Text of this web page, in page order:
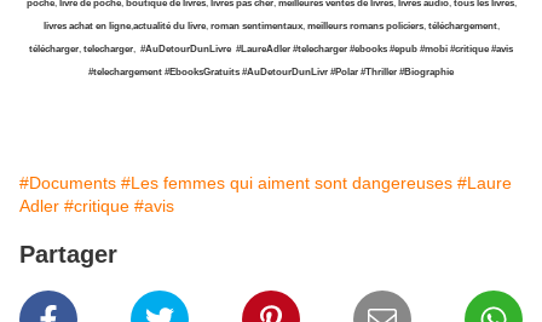
poche, livre de poche,boutique de livres, livres pas cher,meilleures ventes de livres, livres audio, tous les livres,
livres achat en ligne,actualité du livre, roman sentimentaux, meilleurs romans policiers, téléchargement,
télécharger, telecharger, #AuDetourDunLivre #LaureAdler #telecharger #ebooks #epub #mobi #critique #avis
#telechargement #EbooksGratuits #AuDetourDunLivr #Polar #Thriller #Biographie
#Documents #Les femmes qui aiment sont dangereuses #Laure
Adler #critique #avis
Partager